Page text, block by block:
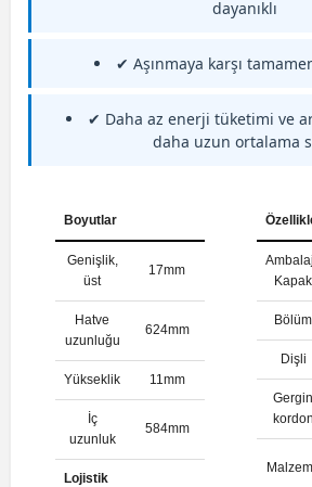
dayanıklı
✔ Aşınmaya karşı
✔ Daha az enerji tüketimi ve
daha uzun ortalama
Boyutlar
Genişlik,
üst
17mm
Hatve
uzunluğu
624mm
Yükseklik 11mm
İç
uzunluk
584mm
Lojistik
Kapak
Bölüm
Dişli
Gergin
kordon